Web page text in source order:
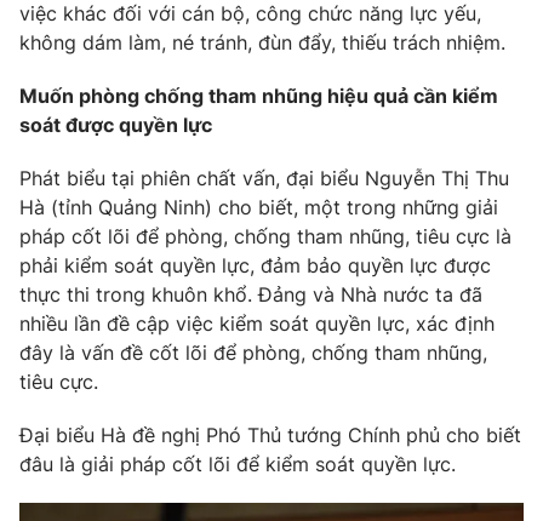
việc khác đối với cán bộ, công chức năng lực yếu,
không dám làm, né tránh, đùn đẩy, thiếu trách nhiệm.
Muốn phòng chống tham nhũng hiệu quả cần kiểm
soát được quyền lực
Phát biểu tại phiên chất vấn, đại biểu Nguyễn Thị Thu
Hà (tỉnh Quảng Ninh) cho biết, một trong những giải
pháp cốt lõi để phòng, chống tham nhũng, tiêu cực là
phải kiểm soát quyền lực, đảm bảo quyền lực được
thực thi trong khuôn khổ. Đảng và Nhà nước ta đã
nhiều lần đề cập việc kiểm soát quyền lực, xác định
đây là vấn đề cốt lõi để phòng, chống tham nhũng,
tiêu cực.
Đại biểu Hà đề nghị Phó Thủ tướng Chính phủ cho biết
đâu là giải pháp cốt lõi để kiểm soát quyền lực.